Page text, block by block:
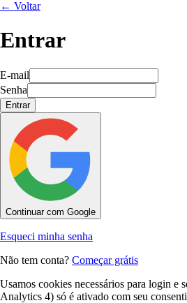
← Voltar
Entrar
E-mail
Senha
Entrar
Continuar com Google
Esqueci minha senha
Não tem conta? Começar grátis
Usamos cookies necessários para login e
Analytics 4) só é ativado com seu